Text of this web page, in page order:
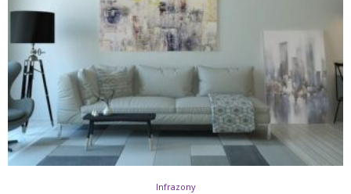
Infrazony